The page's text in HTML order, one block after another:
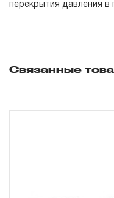
перекрытия давления в
при условии
Связанные